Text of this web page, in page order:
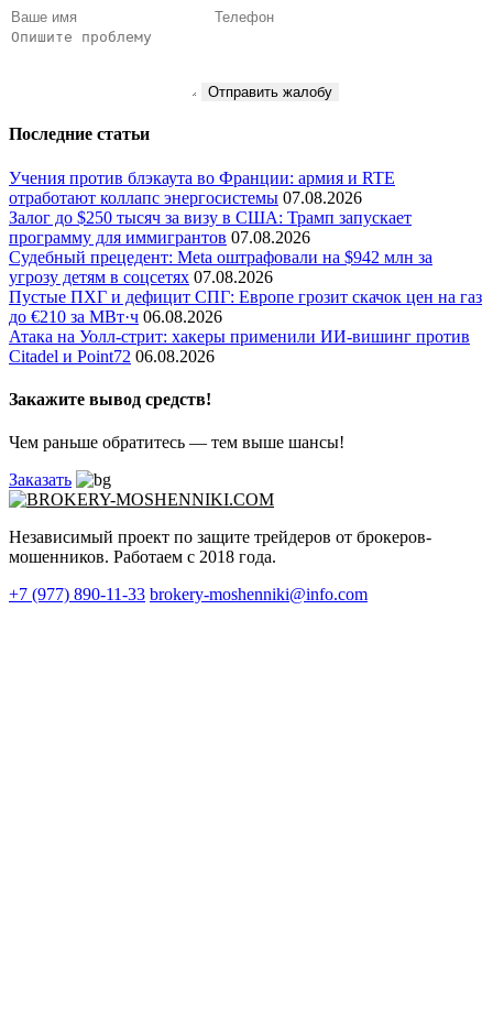
Отправить жалобу
Последние статьи
Учения против блэкаута во Франции: армия и RTE
отработают коллапс энергосистемы 07.08.2026
Залог до $250 тысяч за визу в США: Трамп запускает
программу для иммигрантов 07.08.2026
Судебный прецедент: Meta оштрафовали на $942 млн за
угрозу детям в соцсетях 07.08.2026
Пустые ПХГ и дефицит СПГ: Европе грозит скачок цен на газ
до €210 за МВт·ч 06.08.2026
Атака на Уолл-стрит: хакеры применили ИИ-вишинг против
Citadel и Point72 06.08.2026
Закажите вывод средств!
Чем раньше обратитесь — тем выше шансы!
Заказать
Независимый проект по защите трейдеров от брокеров-
мошенников. Работаем с 2018 года.
+7 (977) 890-11-33 brokery-moshenniki@info.com